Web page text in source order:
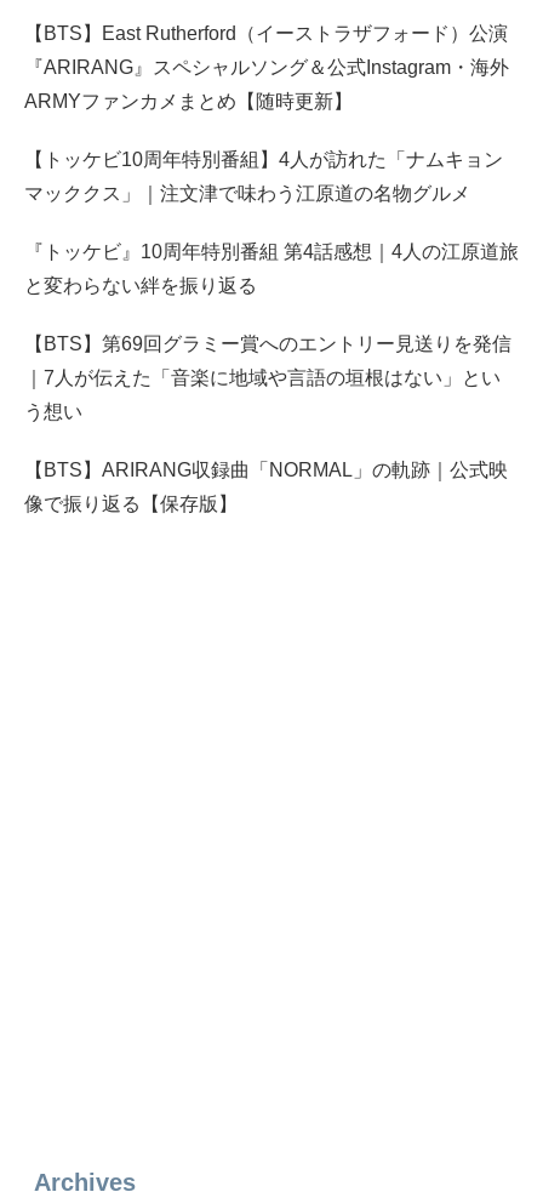
【BTS】East Rutherford（イーストラザフォード）公演
『ARIRANG』スペシャルソング＆公式Instagram・海外
ARMYファンカメまとめ【随時更新】
【トッケビ10周年特別番組】4人が訪れた「ナムキョン
マッククス」｜注文津で味わう江原道の名物グルメ
『トッケビ』10周年特別番組 第4話感想｜4人の江原道旅
と変わらない絆を振り返る
【BTS】第69回グラミー賞へのエントリー見送りを発信
｜7人が伝えた「音楽に地域や言語の垣根はない」とい
う想い
【BTS】ARIRANG収録曲「NORMAL」の軌跡｜公式映
像で振り返る【保存版】
Archives